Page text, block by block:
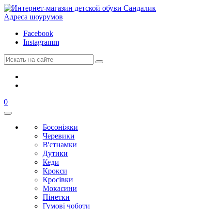
Адреса шоурумов
Facebook
Instagramm
0
Босоніжки
Черевики
В'єтнамки
Дутики
Кеди
Крокси
Кросівки
Мокасини
Пінетки
Гумові чоботи